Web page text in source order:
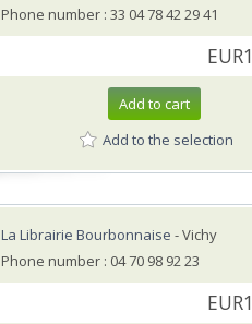
Phone number : 33 04 78 42 29 41
Add to cart
Add to the selection
La Librairie Bourbonnaise - Vichy
Phone number : 04 70 98 92 23